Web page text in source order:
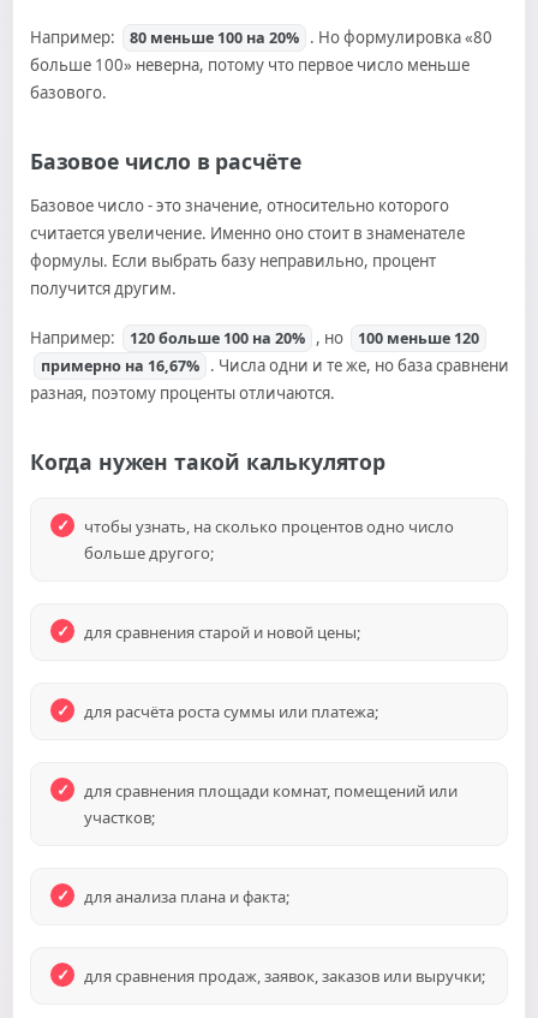
Например: 80 меньше 100 на 20% . Но формулировка «80
больше 100» неверна, потому что первое число меньше
базового.
Базовое число в расчёте
Базовое число - это значение, относительно которого
считается увеличение. Именно оно стоит в знаменателе
формулы. Если выбрать базу неправильно, процент
получится другим.
Например: 120 больше 100 на 20% , но
100 меньше 120
примерно на 16,67% . Числа одни и те же, но база сравнения
разная, поэтому проценты отличаются.
Когда нужен такой калькулятор
чтобы узнать, на сколько процентов одно число
больше другого;
для сравнения старой и новой цены;
для расчёта роста суммы или платежа;
для сравнения площади комнат, помещений или
участков;
для анализа плана и факта;
для сравнения продаж, заявок, заказов или выручки;